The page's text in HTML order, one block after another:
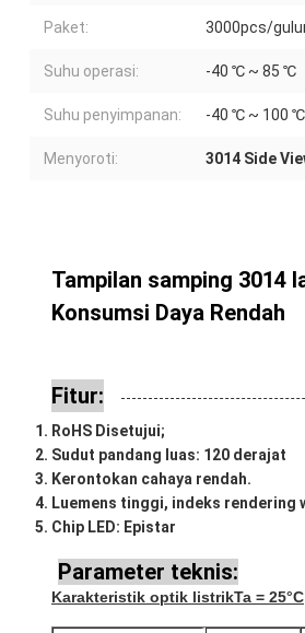
Paket: 3000pcs/
Suhu operasi: -40 ℃ ~ 85 ℃
Suhu penyimpanan: -40 ℃ ~ 100 ℃
Menyoroti: 3014 Side
Tampilan samping 3014
Konsumsi Daya Rendah
Fitur:
RoHS Disetujui;
Sudut pandang luas: 120 derajat
Kerontokan cahaya rendah.
Luemens tinggi, indeks rendering
Chip LED: Epistar
Parameter teknis:
Karakteristik optik listrikTa = 25°C